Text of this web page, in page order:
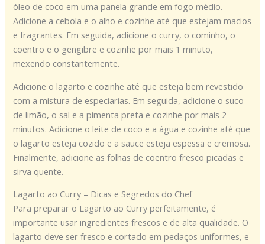
óleo de coco em uma panela grande em fogo médio.
Adicione a cebola e o alho e cozinhe até que estejam macios
e fragrantes. Em seguida, adicione o curry, o cominho, o
coentro e o gengibre e cozinhe por mais 1 minuto,
mexendo constantemente.
Adicione o lagarto e cozinhe até que esteja bem revestido
com a mistura de especiarias. Em seguida, adicione o suco
de limão, o sal e a pimenta preta e cozinhe por mais 2
minutos. Adicione o leite de coco e a água e cozinhe até que
o lagarto esteja cozido e a sauce esteja espessa e cremosa.
Finalmente, adicione as folhas de coentro fresco picadas e
sirva quente.
Lagarto ao Curry – Dicas e Segredos do Chef
Para preparar o Lagarto ao Curry perfeitamente, é
importante usar ingredientes frescos e de alta qualidade. O
lagarto deve ser fresco e cortado em pedaços uniformes, e